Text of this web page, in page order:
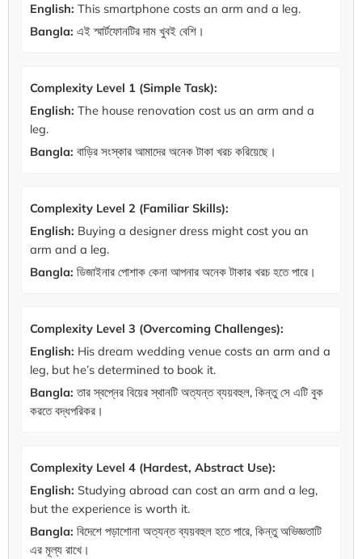
English: This smartphone costs an arm and a leg.
Bangla: এই স্মার্টফোনটির দাম খুবই বেশি।
Complexity Level 1 (Simple Task):
English: The house renovation cost us an arm and a
leg.
Bangla: বাড়ির সংস্কার আমাদের অনেক টাকা খরচ করিয়েছে।
Complexity Level 2 (Familiar Skills):
English: Buying a designer dress might cost you an
arm and a leg.
Bangla: ডিজাইনার পোশাক কেনা আপনার অনেক টাকার খরচ হতে পারে।
Complexity Level 3 (Overcoming Challenges):
English: His dream wedding venue costs an arm and a
leg, but he’s determined to book it.
Bangla: তার স্বপ্নের বিয়ের স্থানটি অত্যন্ত ব্যয়বহুল, কিন্তু সে এটি বুক
করতে বদ্ধপরিকর।
Complexity Level 4 (Hardest, Abstract Use):
English: Studying abroad can cost an arm and a leg,
but the experience is worth it.
Bangla: বিদেশে পড়াশোনা অত্যন্ত ব্যয়বহুল হতে পারে, কিন্তু অভিজ্ঞতাটি
এর মূল্য রাখে।